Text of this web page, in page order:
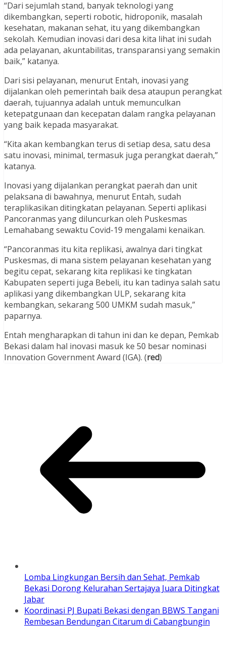
“Dari sejumlah stand, banyak teknologi yang
dikembangkan, seperti robotic, hidroponik, masalah
kesehatan, makanan sehat, itu yang dikembangkan
sekolah. Kemudian inovasi dari desa kita lihat ini sudah
ada pelayanan, akuntabilitas, transparansi yang semakin
baik,” katanya.
Dari sisi pelayanan, menurut Entah, inovasi yang
dijalankan oleh pemerintah baik desa ataupun perangkat
daerah, tujuannya adalah untuk memunculkan
ketepatgunaan dan kecepatan dalam rangka pelayanan
yang baik kepada masyarakat.
“Kita akan kembangkan terus di setiap desa, satu desa
satu inovasi, minimal, termasuk juga perangkat daerah,”
katanya.
Inovasi yang dijalankan perangkat paerah dan unit
pelaksana di bawahnya, menurut Entah, sudah
teraplikasikan ditingkatan pelayanan. Seperti aplikasi
Pancoranmas yang diluncurkan oleh Puskesmas
Lemahabang sewaktu Covid-19 mengalami kenaikan.
“Pancoranmas itu kita replikasi, awalnya dari tingkat
Puskesmas, di mana sistem pelayanan kesehatan yang
begitu cepat, sekarang kita replikasi ke tingkatan
Kabupaten seperti juga Bebeli, itu kan tadinya salah satu
aplikasi yang dikembangkan ULP, sekarang kita
kembangkan, sekarang 500 UMKM sudah masuk,”
paparnya.
Entah mengharapkan di tahun ini dan ke depan, Pemkab
Bekasi dalam hal inovasi masuk ke 50 besar nominasi
Innovation Government Award (IGA). (red)
Lomba Lingkungan Bersih dan Sehat, Pemkab
Bekasi Dorong Kelurahan Sertajaya Juara Ditingkat
Jabar
Koordinasi PJ Bupati Bekasi dengan BBWS Tangani
Rembesan Bendungan Citarum di Cabangbungin